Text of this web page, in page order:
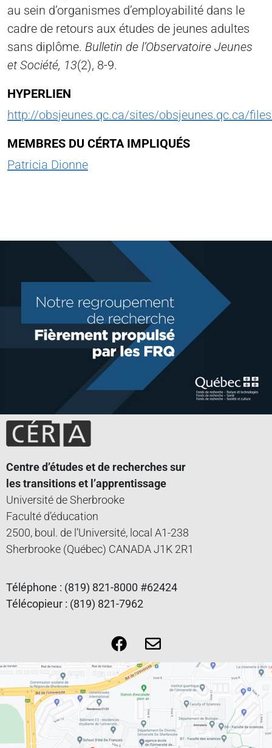
au sein d’organismes d’employabilité dans le
cadre de retours aux études de jeunes adultes
sans diplôme. Bulletin de l’Observatoire Jeunes
et Société, 13(2), 8-9.
HYPERLIEN
http://obsjeunes.qc.ca/sites/obsjeunes.qc.ca/
MEMBRES DU CÉRTA IMPLIQUÉS
Patricia Dionne
Centre d’études et de recherches sur
les transitions et l’apprentissage
Université de Sherbrooke
Faculté d’éducation
2500, boul. de l’Université, local A1-238
Sherbrooke (Québec) CANADA J1K 2R1
Téléphone : (819) 821-8000 #62424
Télécopieur : (819) 821-7962